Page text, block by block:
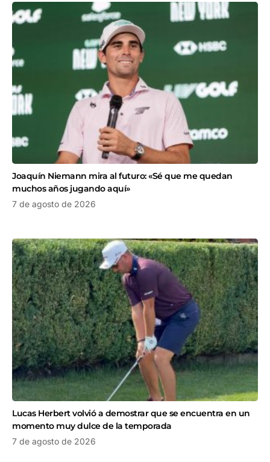
Joaquín Niemann mira al futuro: «Sé que me quedan
muchos años jugando aquí»
7 de agosto de 2026
Lucas Herbert volvió a demostrar que se encuentra en un
momento muy dulce de la temporada
7 de agosto de 2026